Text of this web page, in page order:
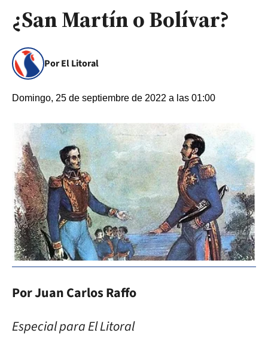
¿San Martín o Bolívar?
Por El Litoral
Domingo, 25 de septiembre de 2022 a las 01:00
Por Juan Carlos Raffo
Especial para El Litoral